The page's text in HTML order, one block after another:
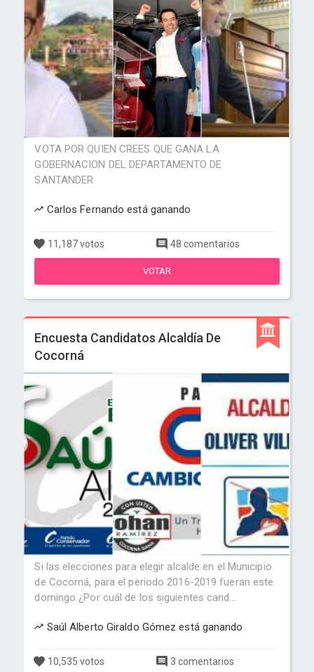
VOTA POR QUIEN CREES QUE GANA LA
GOBERNACION DEL DEPARTAMENTO DE
SANTANDER
Carlos Fernando está ganando
11,187 votos 48 comentarios
VOTAR
Encuesta Candidatos Alcaldía De
Cocorná
Si las elecciones para elegir alcalde en el Municipio
de Cocorná, para el periodo 2016-2019 fueran este
domingo ¿Por cuál de los siguientes cand...
Saúl Alberto Giraldo Gómez está ganando
10,535 votos 3 comentarios